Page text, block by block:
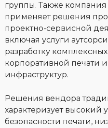
группы. Также
применяет решения
проектно-сервисной
включая услуги
разработку
корпоративной печати
инфраструктур.
Решения вендора
характеризует высокий
безопасности печати,